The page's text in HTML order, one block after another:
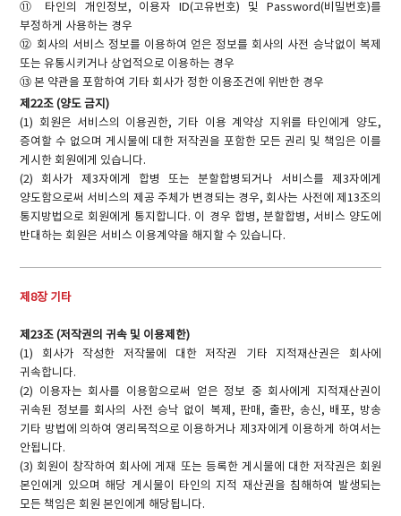
⑪ 타인의 개인정보, 이용자 ID(고유번호) 및 Password(비밀번호)를
부정하게 사용하는 경우
⑫ 회사의 서비스 정보를 이용하여 얻은 정보를 회사의 사전 승낙없이 복제
또는 유통시키거나 상업적으로 이용하는 경우
⑬ 본 약관을 포함하여 기타 회사가 정한 이용조건에 위반한 경우
제22조 (양도 금지)
(1) 회원은 서비스의 이용권한, 기타 이용 계약상 지위를 타인에게 양도,
증여할 수 없으며 게시물에 대한 저작권을 포함한 모든 권리 및 책임은 이를
게시한 회원에게 있습니다.
(2) 회사가 제3자에게 합병 또는 분할합병되거나 서비스를 제3자에게
양도함으로써 서비스의 제공 주체가 변경되는 경우, 회사는 사전에 제13조의
통지방법으로 회원에게 통지합니다. 이 경우 합병, 분할합병, 서비스 양도에
반대하는 회원은 서비스 이용계약을 해지할 수 있습니다.
제8장 기타
제23조 (저작권의 귀속 및 이용제한)
(1) 회사가 작성한 저작물에 대한 저작권 기타 지적재산권은 회사에
귀속합니다.
(2) 이용자는 회사를 이용함으로써 얻은 정보 중 회사에게 지적재산권이
귀속된 정보를 회사의 사전 승낙 없이 복제, 판매, 출판, 송신, 배포, 방송
기타 방법에 의하여 영리목적으로 이용하거나 제3자에게 이용하게 하여서는
안됩니다.
(3) 회원이 창작하여 회사에 게재 또는 등록한 게시물에 대한 저작권은 회원
본인에게 있으며 해당 게시물이 타인의 지적 재산권을 침해하여 발생되는
모든 책임은 회원 본인에게 해당됩니다.